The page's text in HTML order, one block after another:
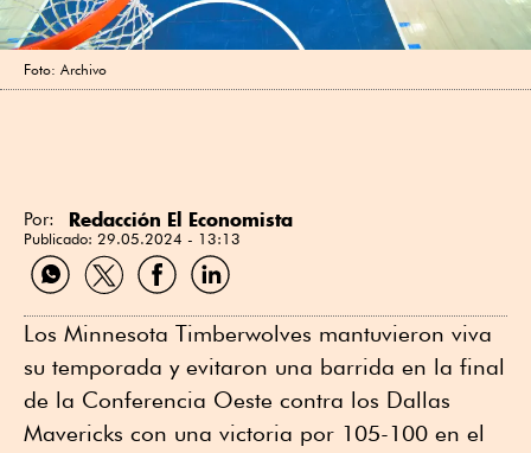
Foto: Archivo
Por: Redacción El Economista
Publicado: 29.05.2024 - 13:13
Compartir
por
Compartir
por
Compartir
por
Compartir
por
Los Minnesota Timberwolves mantuvieron viva
su temporada y evitaron una barrida en la final
de la Conferencia Oeste contra los Dallas
Mavericks con una victoria por 105-100 en el